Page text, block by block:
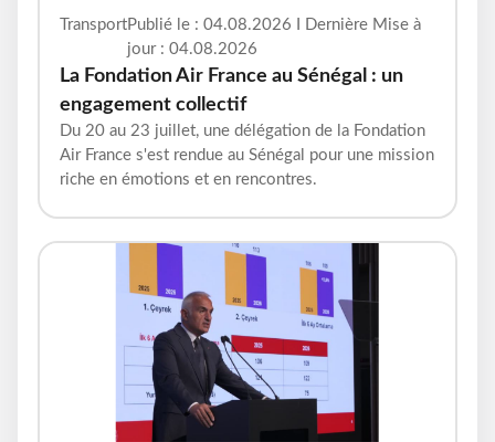
TransportPublié le : 04.08.2026 I Dernière Mise à
jour : 04.08.2026
La Fondation Air France au Sénégal : un
engagement collectif
Du 20 au 23 juillet, une délégation de la Fondation
Air France s'est rendue au Sénégal pour une mission
riche en émotions et en rencontres.